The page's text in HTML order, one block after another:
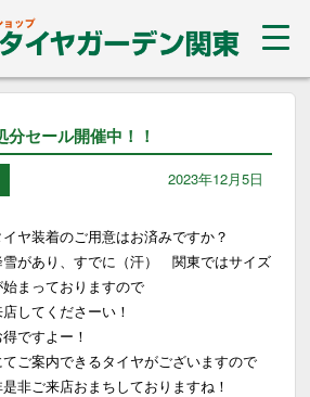
セール開催中！！
2023年12月5日
ヤ装着のご用意はお済みですか？
雪があり、すでに（汗） 関東ではサイズ
まっておりますので
してくださーい！
ですよー！
ご案内できるタイヤがございますので
非ご来店おまちしておりますね！